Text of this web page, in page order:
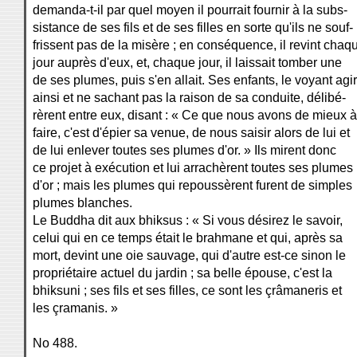
demanda-t-il par quel moyen il pourrait fournir à la subs-
sistance de ses fils et de ses filles en sorte qu'ils ne souf-
frissent pas de la misère ; en conséquence, il revint
jour auprès d'eux, et, chaque jour, il laissait tomber une
de ses plumes, puis s'en allait. Ses enfants, le voyant agir
ainsi et ne sachant pas la raison de sa conduite, délibé-
rèrent entre eux, disant : « Ce que nous avons de mieux à
faire, c'est d'épier sa venue, de nous saisir alors de lui et
de lui enlever toutes ses plumes d'or. » Ils mirent donc
ce projet à exécution et lui arrachèrent toutes ses plumes
d'or ; mais les plumes qui repoussèrent furent de simples
plumes blanches.
Le Buddha dit aux bhiksus : « Si vous désirez le savoir,
celui qui en ce temps était le brahmane et qui, après sa
mort, devint une oie sauvage, qui d'autre est-ce sinon le
propriétaire actuel du jardin ; sa belle épouse, c'est la
bhiksuni ; ses fils et ses filles, ce sont les çrâmaneris et
les çramanis. »
No 488.